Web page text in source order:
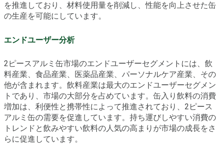
を推進しており、材料使用量を削減し、性能を向上させた缶
の生産を可能にしています。
エンドユーザー分析
2ピースアルミ缶市場のエンドユーザーセグメントには、飲
料産業、食品産業、医薬品産業、パーソナルケア産業、その
他が含まれます。飲料産業は最大のエンドユーザーセグメン
トであり、市場の大部分を占めています。缶入り飲料の消費
増加は、利便性と携帯性によって推進されており、2ピース
アルミ缶の需要を促進しています。持ち運びしやすい消費の
トレンドと飲みやすい飲料の人気の高まりが市場の成長をさ
らに促進しています。